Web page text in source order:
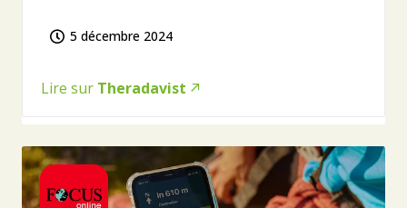
5 décembre 2024
Lire sur Theradavist